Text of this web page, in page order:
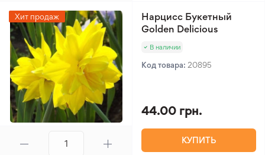
Хит продаж
Нарцисс Букетный
Golden Delicious
В наличии
Код товара: 20895
44.00 грн.
КУПИТЬ